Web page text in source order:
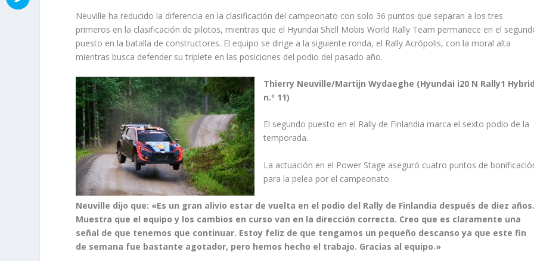
Neuville ha reducido la diferencia en la clasificación del campeonato con solo 36 puntos que separan a los tres
primeros en la clasificación de pilotos, mientras que el Hyundai Shell Mobis World Rally Team permanece en el
puesto en la batalla de constructores. El equipo se dirige a la siguiente ronda, el Rally Acrópolis, con la moral alta
mientras busca defender su triplete en las posiciones del podio del pasado año.
Thierry Neuville/Martijn Wydaeghe (Hyundai i20 N Rally1
n.º 11)
El segundo puesto en el Rally de Finlandia marca el sexto podio de la
temporada.
La actuación en el Power Stage aseguró cuatro puntos de
para la pelea por el campeonato.
Neuville dijo que: «Es un gran alivio estar de vuelta en el podio del Rally de Finlandia después de diez
Muestra que el equipo y los cambios en curso van en la dirección correcta. Creo que es claramente una
señal de que tenemos que continuar. Estoy feliz de que tengamos un pequeño descanso ya que este fin
de semana fue bastante agotador, pero hemos hecho el trabajo. Gracias al equipo.»